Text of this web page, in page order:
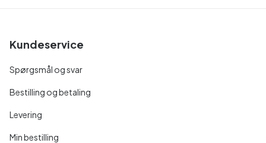
Kundeservice
Spørgsmål og svar
Bestilling og betaling
Levering
Min bestilling